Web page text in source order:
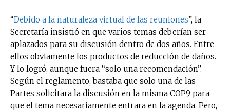
“Debido a la naturaleza virtual de las reuniones”, la
Secretaría insistió en que varios temas deberían ser
aplazados para su discusión dentro de dos años. Entre
ellos obviamente los productos de reducción de daños.
Y lo logró, aunque fuera “solo una recomendación”.
Según el reglamento, bastaba que solo una de las
Partes solicitara la discusión en la misma COP9 para
que el tema necesariamente entrara en la agenda. Pero,